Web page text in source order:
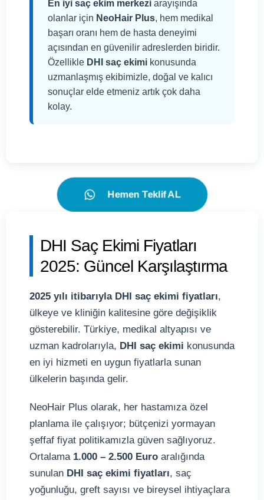
En iyi saç ekim merkezi arayışında
olanlar için NeoHair Plus, hem medikal
başarı oranı hem de hasta deneyimi
açısından en güvenilir adreslerden biridir.
Özellikle DHI saç ekimi konusunda
uzmanlaşmış ekibimizle, doğal ve kalıcı
sonuçlar elde etmeniz artık çok daha
kolay.
Hemen Teklif AL
DHI Saç Ekimi Fiyatları
2025: Güncel Karşılaştırma
2025 yılı itibarıyla DHI saç ekimi fiyatları,
ülkeye ve kliniğin kalitesine göre değişiklik
gösterebilir. Türkiye, medikal altyapısı ve
uzman kadrolarıyla, DHI saç ekimi konusunda
en iyi hizmeti en uygun fiyatlarla sunan
ülkelerin başında gelir.
NeoHair Plus olarak, her hastamıza özel
planlama ile çalışıyor; bütçenizi yormayan
şeffaf fiyat politikamızla güven sağlıyoruz.
Ortalama 1.000 – 2.500 Euro aralığında
sunulan DHI saç ekimi fiyatları, saç
yoğunluğu, greft sayısı ve bireysel ihtiyaçlara